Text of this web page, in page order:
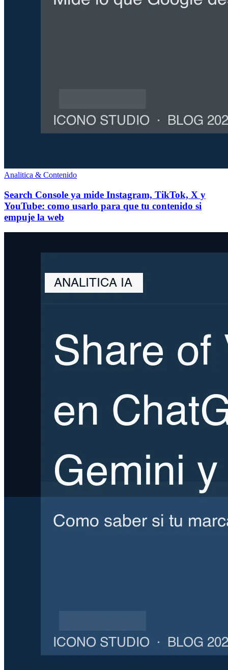
Analitica & Contenido
Search Console ya mide Instagram, TikTok, X y
YouTube: como usarlo para que tu contenido si
empuje la web